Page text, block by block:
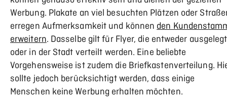
Werbung. Plakate an viel besuchten Plätzen oder
erregen Aufmerksamkeit und könnenden
erweitern. Dasselbe gilt für Flyer, die entweder ausgelegt
oder in der Stadt verteilt werden. Eine beliebte
Vorgehensweise ist zudem die Briefkastenverteilung.
sollte jedoch berücksichtigt werden, dass einige
Menschen keine Werbung erhalten möchten.